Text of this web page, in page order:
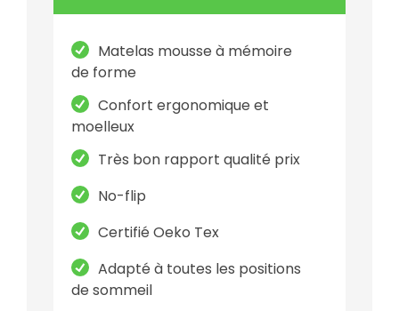
Matelas mousse à mémoire
de forme
Confort ergonomique et
moelleux
Très bon rapport qualité prix
No-flip
Certifié Oeko Tex
Adapté à toutes les positions
de sommeil